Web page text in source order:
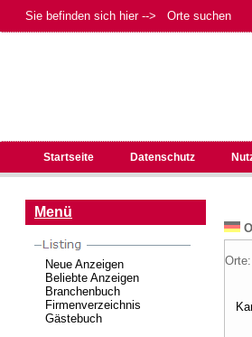
Sie befinden sich hier --> Orte suchen
Startseite Datenschutz
Menü
Neue Anzeigen
Beliebte Anzeigen
Branchenbuch
Firmenverzeichnis
Gästebuch
Orte: